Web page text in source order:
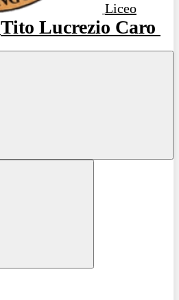
Liceo
Tito Lucrezio Caro